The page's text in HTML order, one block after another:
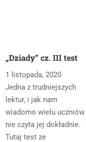
„Dziady” cz. III test
1 listopada, 2020
Jedna z trudniejszych
lektur, i jak nam
wiadomo wielu uczniów
nie czyta jej dokładnie.
Tutaj test ze